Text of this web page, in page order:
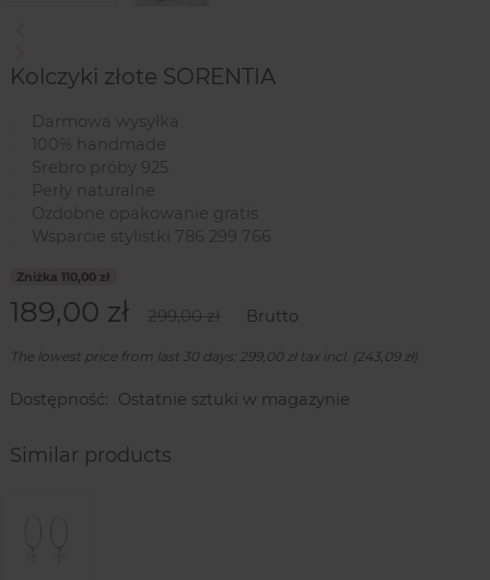
Kolczyki złote SORENTIA
Darmowa wysyłka
100% handmade
Srebro próby 925
Perły naturalne
Ozdobne opakowanie gratis
Wsparcie stylistki 786 299 766
Zniżka 110,00 zł
189,00 zł 299,00 zł Brutto
The lowest price from last 30 days: 299,00 zł tax incl. (243,09 zł)
Dostępność: Ostatnie sztuki w magazynie
Similar products